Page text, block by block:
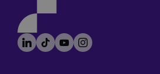
Footer
LinkedIn
TikTokYouTubeInstagram